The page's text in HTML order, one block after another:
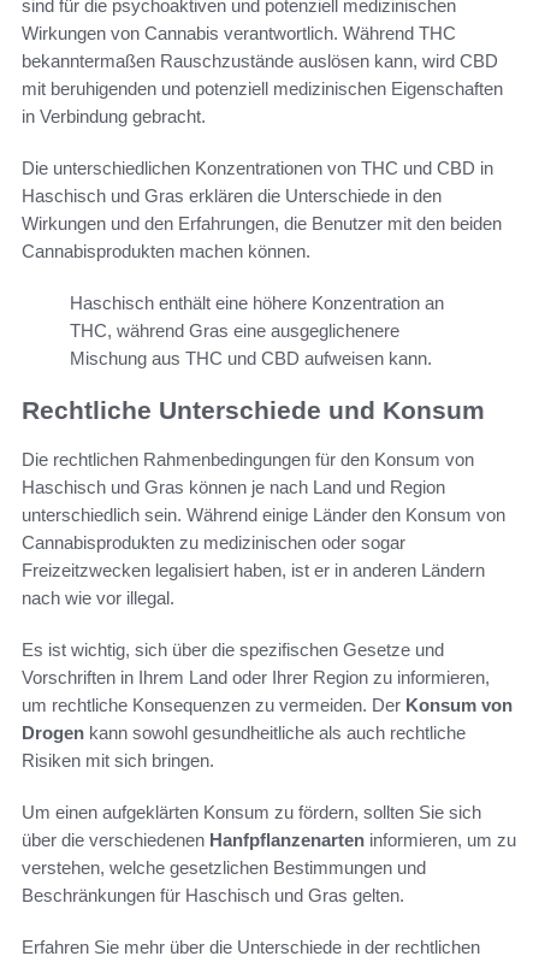
sind für die psychoaktiven und potenziell medizinischen
Wirkungen von Cannabis verantwortlich. Während THC
bekanntermaßen Rauschzustände auslösen kann, wird CBD
mit beruhigenden und potenziell medizinischen Eigenschaften
in Verbindung gebracht.
Die unterschiedlichen Konzentrationen von THC und CBD in
Haschisch und Gras erklären die Unterschiede in den
Wirkungen und den Erfahrungen, die Benutzer mit den beiden
Cannabisprodukten machen können.
Haschisch enthält eine höhere Konzentration an
THC, während Gras eine ausgeglichenere
Mischung aus THC und CBD aufweisen kann.
Rechtliche Unterschiede und Konsum
Die rechtlichen Rahmenbedingungen für den Konsum von
Haschisch und Gras können je nach Land und Region
unterschiedlich sein. Während einige Länder den Konsum von
Cannabisprodukten zu medizinischen oder sogar
Freizeitzwecken legalisiert haben, ist er in anderen Ländern
nach wie vor illegal.
Es ist wichtig, sich über die spezifischen Gesetze und
Vorschriften in Ihrem Land oder Ihrer Region zu informieren,
um rechtliche Konsequenzen zu vermeiden. Der Konsum von
Drogen kann sowohl gesundheitliche als auch rechtliche
Risiken mit sich bringen.
Um einen aufgeklärten Konsum zu fördern, sollten Sie sich
über die verschiedenen Hanfpflanzenarten informieren, um zu
verstehen, welche gesetzlichen Bestimmungen und
Beschränkungen für Haschisch und Gras gelten.
Erfahren Sie mehr über die Unterschiede in der rechtlichen